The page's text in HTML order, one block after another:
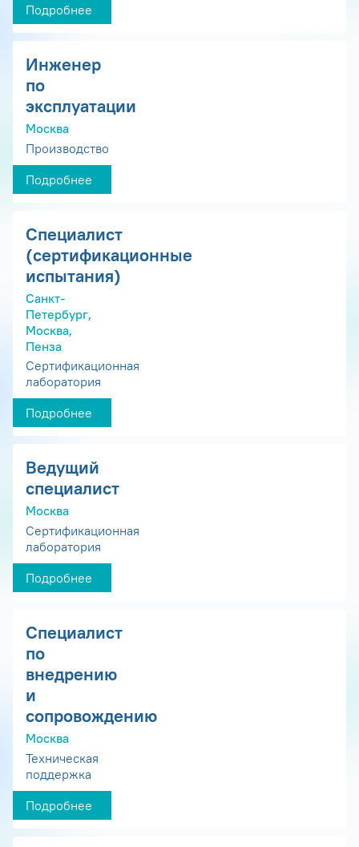
Подробнее
Инженер
по
эксплуатации
Москва
Производство
Подробнее
Специалист
(сертификационные
испытания)
Санкт-
Петербург,
Москва,
Пенза
Сертификационная
лаборатория
Подробнее
Ведущий
специалист
Москва
Сертификационная
лаборатория
Подробнее
Специалист
по
внедрению
и
сопровождению
Москва
Техническая
поддержка
Подробнее